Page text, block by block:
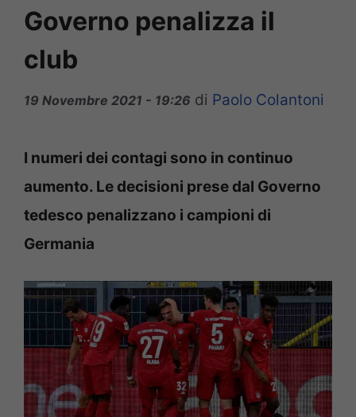
Governo penalizza il
club
19 Novembre 2021 - 19:26 di Paolo Colantoni
I numeri dei contagi sono in continuo
aumento. Le decisioni prese dal Governo
tedesco penalizzano i campioni di
Germania